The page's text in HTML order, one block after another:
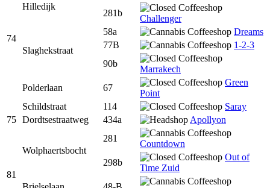
74
Hilledijk
281b
Challenger
Slaghekstraat
58a
Dreams
77B
1-2-3
90b
Marrakech
Polderlaan
67
Green
Point
Schildstraat
114
Saray
75 Dordtsestraatweg 434a Apollyon
81
Wolphaertsbocht
281
Countdown
298b
Out of
Time Zuid